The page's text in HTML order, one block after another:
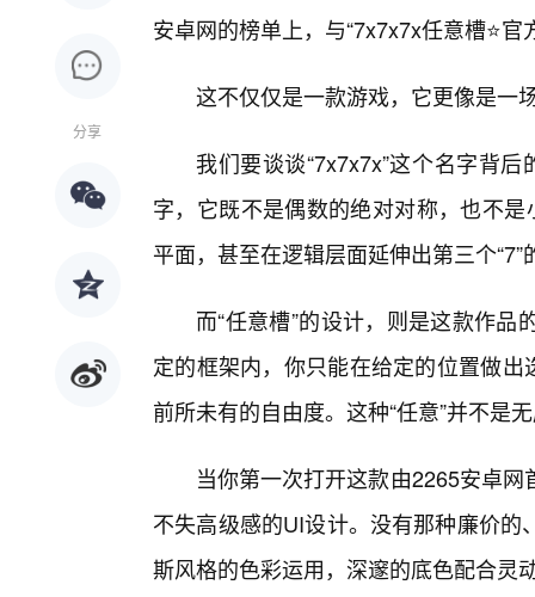
分享
安卓网的榜单上，与“7x7x7x任意槽⭐官
这不仅仅是一款游戏，它更像是一
我们要谈谈“7x7x7x”这个名字背
字，它既不是偶数的绝对对称，也不
平面，甚至在逻辑层面延伸出第三个
而“任意槽”的设计，则是这款作
定的框架内，你只能在给定的位置做出
前所未有的自由度。这种“任意”并不是
当你第一次打开这款由2265安卓
不失高级感的UI设计。没有那种廉价
斯风格的色彩运用，深邃的底色配合灵